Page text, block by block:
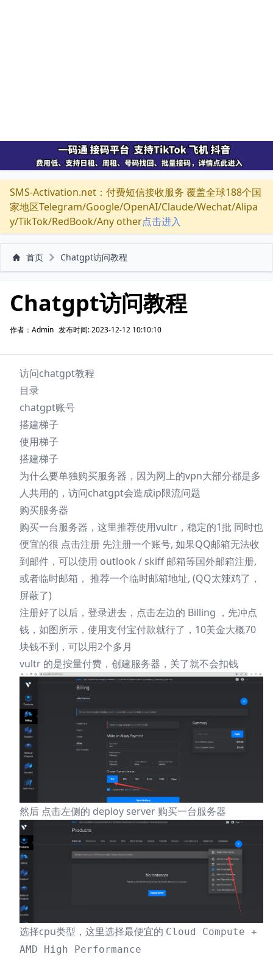
SMS-Activation.net：付费短信接收服务 覆盖全球188个国
家地区Telegram/Google/OpenAI/Claude/Wechat/Alipa
y/TikTok/RedBook/Any other点击进入
首页 Chatgpt访问教程
Chatgpt访问教程
作者：Admin 发布时间: 2023-12-12 10:10:10
访问chatgpt教程
目录
chatgpt账号
搭建梯子
使用梯子
搭建梯子
为什么要单独购买服务器，因为网上的vpn大部分都是多
人共用的，访问chatgpt会造成ip限流问题
购买服务器
购买一台服务器，这里推荐使用vultr，稳定的1批 同时也
便宜的很 点击注册 先注册一个账号, 如果QQ邮箱无法收
到邮件，可以使用 outlook / skiff 邮箱等国外邮箱注册,
或者临时邮箱， 推荐一个临时邮箱地址, (QQ太辣鸡了，
屏蔽了)
注册好了以后，登录进去，点击左边的 Billing ，先冲点
钱，如图所示，使用支付宝付款就行了，10美金大概70
块钱不到，可以用2个多月
vultr 的是按量付费，创建服务器，关了就不会扣钱
然后 点击左侧的 deploy server 购买一台服务器
选择cpu类型，这里选择最便宜的 Cloud Compute +
AMD High Performance